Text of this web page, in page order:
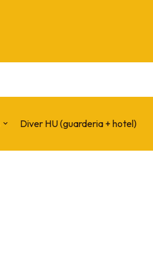
Diver HU (guarderia + hotel)